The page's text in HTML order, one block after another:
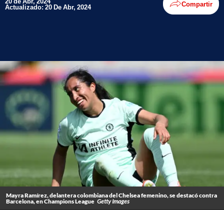
Actualizado: 20 De Abr, 2024 Compartir
Mayra Ramírez, delantera colombiana del Chelsea femenino, se destacó contra
Barcelona, en Champions League Getty Images